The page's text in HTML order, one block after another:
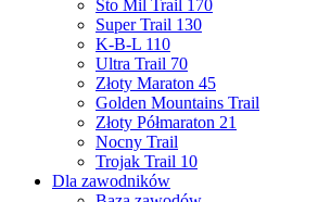
Sto Mil Trail 170
Super Trail 130
K-B-L 110
Ultra Trail 70
Złoty Maraton 45
Golden Mountains Trail
Złoty Półmaraton 21
Nocny Trail
Trojak Trail 10
Dla zawodników